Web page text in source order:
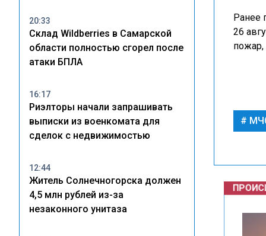
20:33
Склад Wildberries в Самарской
области полностью сгорел после
атаки БПЛА
16:17
Риэлторы начали запрашивать
выписки из военкомата для
сделок с недвижимостью
12:44
Житель Солнечногорска должен
4,5 млн рублей из-за
незаконного унитаза
Ранее
26
пожар,